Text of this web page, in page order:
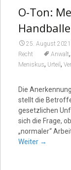
O-Ton:
25. August 2021
Recht Anwalt,
Meniskus, Urteil ,
Die
stellt die
gesetzlichen
sich die Frage,
„normaler“
Weiter →